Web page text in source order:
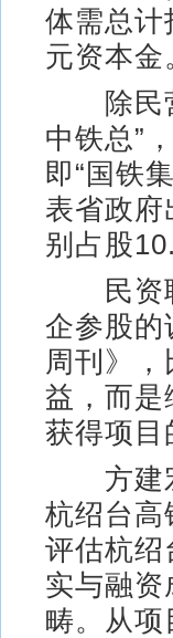
体需总计
元资本金
除民营
中铁总”
即“国铁
表省政
别占股
民资联
企参股的
周刊》
益，而是
获得项目
方建宏
杭绍台高
评估杭
实与融资
畴。从项